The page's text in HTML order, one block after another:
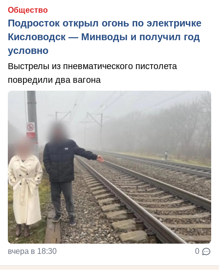
Общество
Подросток открыл огонь по электричке
Кисловодск — Минводы и получил год
условно
Выстрелы из пневматического пистолета
повредили два вагона
вчера в 18:30 0